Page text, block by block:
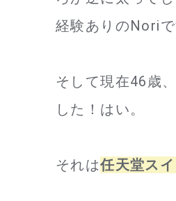
経験ありのNoriで
そして現在46歳
した！はい。
それは任天堂ス